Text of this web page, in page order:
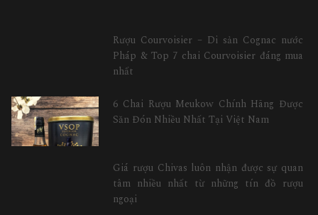
Rượu Courvoisier – Di sản Cognac nước
Pháp & Top 7 chai Courvoisier đáng mua
nhất
6 Chai Rượu Meukow Chính Hãng Được
Săn Đón Nhiều Nhất Tại Việt Nam
Giá rượu Chivas luôn nhận được sự quan
tâm nhiều nhất từ những tín đồ rượu
ngoại